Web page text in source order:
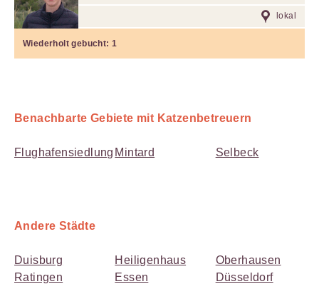
lokal
Wiederholt gebucht:1
Benachbarte Gebiete mit Katzenbetreuern
Flughafensiedlung Mintard Selbeck
Andere Städte
Duisburg
Ratingen
Heiligenhaus
Essen
Oberhausen
Düsseldorf